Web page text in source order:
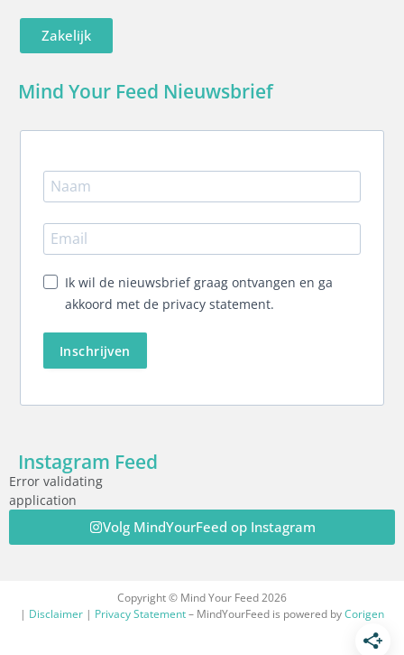
Zakelijk
Mind Your Feed Nieuwsbrief
Ik wil de nieuwsbrief graag ontvangen en ga
akkoord met de privacy statement.
Inschrijven
Instagram Feed
Error validating
application
Volg MindYourFeed op Instagram
Copyright © Mind Your Feed 2026
| Disclaimer | Privacy Statement– MindYourFeed is powered byCorigen